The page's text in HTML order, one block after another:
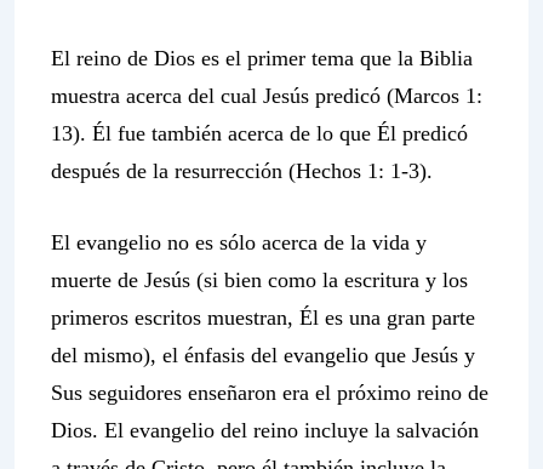
El reino de Dios es el primer tema que la Biblia
muestra acerca del cual Jesús predicó (Marcos 1:
13). Él fue también acerca de lo que Él predicó
después de la resurrección (Hechos 1: 1-3).
El evangelio no es sólo acerca de la vida y
muerte de Jesús (si bien como la escritura y los
primeros escritos muestran, Él es una gran parte
del mismo), el énfasis del evangelio que Jesús y
Sus seguidores enseñaron era el próximo reino de
Dios. El evangelio del reino incluye la salvación